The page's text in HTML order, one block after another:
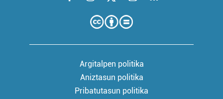
Argitalpen politika
Aniztasun politika
Pribatutasun politika